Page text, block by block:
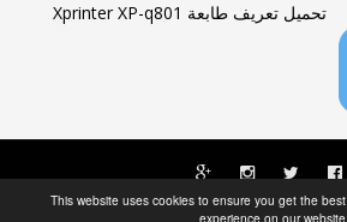
This website uses cookies to ensure you get the best
experience on our website
تحميل تعريف طابعة Xprinter XP-q801
فهرس الموقع|راسلناFawrytech